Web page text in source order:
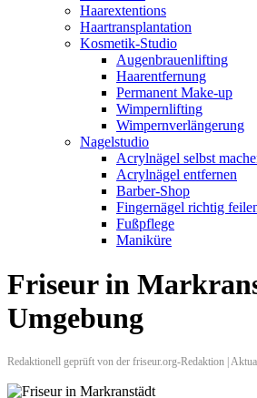
Haarextentions
Haartransplantation
Kosmetik-Studio
Augenbrauenlifting
Haarentfernung
Permanent Make-up
Wimpernlifting
Wimpernverlängerung
Nagelstudio
Acrylnägel selbst
Acrylnägel entfernen
Barber-Shop
Fingernägel richtig
Fußpflege
Maniküre
Friseur in
Umgebung
Redaktionell geprüft von der friseur.org-Redaktion |